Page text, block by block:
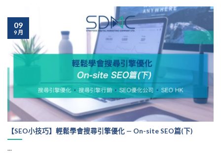
【SEO小技巧】輕鬆學會搜尋引擎優化 — On-site SEO篇(下)
...
09
9 月